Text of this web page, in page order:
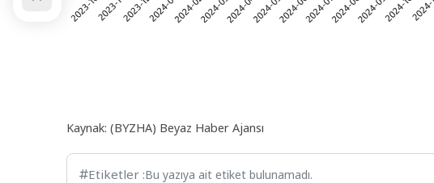
Kaynak: (BYZHA) Beyaz Haber Ajansı
Etiketler :Bu yazıya ait etiket bulunamadı.